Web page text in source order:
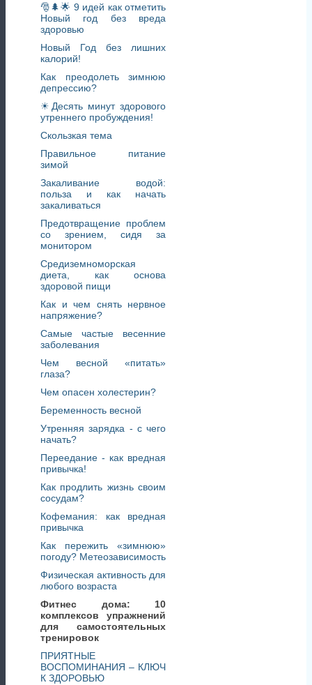
🎅🌲🌟 9 идей как отметить
Новый год без вреда
здоровью
Новый Год без лишних
калорий!
Как преодолеть зимнюю
депрессию?
☀Десять минут здорового
утреннего пробуждения!
Скользкая тема
Правильное питание
зимой
Закаливание водой:
польза и как начать
закаливаться
Предотвращение проблем
со зрением, сидя за
монитором
Средиземноморская
диета, как основа
здоровой пищи
Как и чем снять нервное
напряжение?
Самые частые весенние
заболевания
Чем весной «питать»
глаза?
Чем опасен холестерин?
Беременность весной
Утренняя зарядка - с чего
начать?
Переедание - как вредная
привычка!
Как продлить жизнь своим
сосудам?
Кофемания: как вредная
привычка
Как пережить «зимнюю»
погоду? Метеозависимость
Физическая активность для
любого возраста
Фитнес дома: 10
комплексов упражнений
для самостоятельных
тренировок
ПРИЯТНЫЕ
ВОСПОМИНАНИЯ – КЛЮЧ
К ЗДОРОВЬЮ